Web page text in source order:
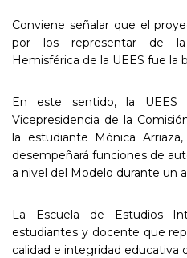
Conviene señalar que el
por los representar de la
Hemisférica de la UEES fue la
En este sentido, la UEES
Vicepresidencia de la
la estudiante Mónica
desempeñará funciones de
a nivel del Modelo durante un
La Escuela de Estudios
estudiantes y docente que
calidad e integridad educativa